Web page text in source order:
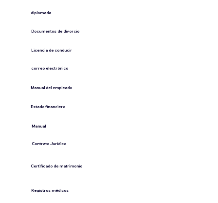
diplomada
Documentos de divorcio
Licencia de conducir
​correo electrónico
Manual del empleado
Estado financiero
​Manual
​Contrato Jurídico
Certificado de matrimonio
Registros médicos